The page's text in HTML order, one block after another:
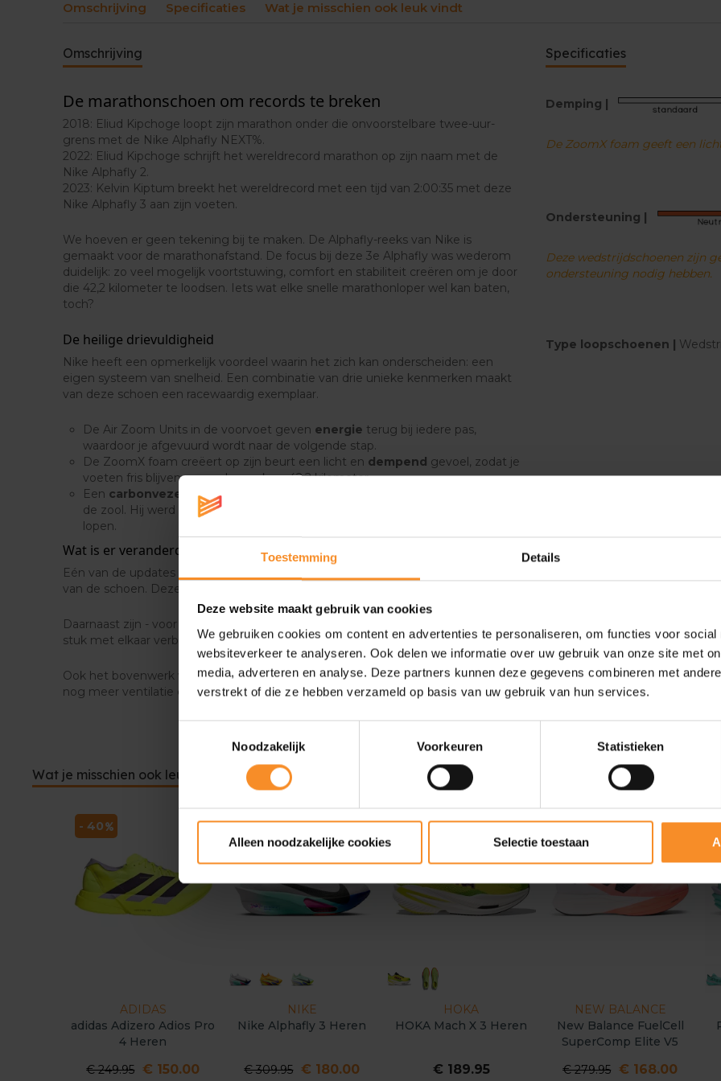
Toestemming Details
Deze website maakt gebruik van cookies
We gebruiken cookies om content en advertenties te personaliseren, om functies voor social
websiteverkeer te analyseren. Ook delen we informatie over uw gebruik van onze site met
media, adverteren en analyse. Deze partners kunnen deze gegevens combineren met
verstrekt of die ze hebben verzameld op basis van uw gebruik van hun services.
Noodzakelijk
Voorkeuren Statistieken
Alleen noodzakelijke cookies Selectie toestaan
lengte van de schoen.
stabiliteit.
Daarnaast zijn - voor het
één stuk met elkaar
Ook het bovenwerk werd
Omschrijving Specificaties Wat je misschien ook leuk vindt
Omschrijving
De marathonschoen om records te breken
2018: Eliud Kipchoge loopt zijn marathon onder die onvoorstelbare twee-uur-
grens met de Nike Alphafly NEXT%.
2022: Eliud Kipchoge schrijft het wereldrecord marathon op zijn naam met de
Nike Alphafly 2.
2023: Kelvin Kiptum breekt het wereldrecord met een tijd van 2:00:35 met deze
Nike Alphafly 3 aan zijn voeten.
We hoeven er geen tekening bij te maken. De Alphafly-reeks van Nike is
gemaakt voor de marathonafstand. De focus bij deze 3e Alphafly was wederom
duidelijk: zo veel mogelijk voortstuwing, comfort en stabiliteit creëren om je door
die 42,2 kilometer te loodsen. Iets wat elke snelle marathonloper wel kan baten,
toch?
De heilige drievuldigheid
Nike heeft een opmerkelijk voordeel waarin het zich kan onderscheiden: een
eigen systeem van snelheid. Een combinatie van drie unieke kenmerken maakt
van deze schoen een racewaardig exemplaar.
De Air Zoom Units in de voorvoet geven energie terug bij iedere pas,
waardoor je afgevuurd wordt naar de volgende stap.
De ZoomX foam creëert op zijn beurt een licht en dempend gevoel, zodat je
voeten fris blijven aanvoelen, ook na 42,2 kilometer.
Een carbonvezelplaat- de Nike Flyplate - loopt over de volledige lengte van
de zool. Hij werd bovendien breder gemaakt voor extra stabiliteit tijdens het
lopen.
Wat is er veranderd aan de nieuwe Alphafly?
Eén van de updates is de carbonvezelplaat - de Flypate - over de volledige lengte
van de schoen. Deze plaat werd breder gemaakt voor meer stabiliteit.
Daarnaast zijn - voor het eerst in Nike's geschiedenis - de hiel en voorvoet in één
stuk met elkaar verbonden. Dat zorgt voor een soepelere voetafrol.
Ook het bovenwerk werd vernieuwd met de Atomknit 3.0. Deze update biedt
nog meer ventilatie en een steviger gevoel rond je voeten.
Specificaties
Demping |
De ZoomX foam geeft een
Ondersteuning |
Deze wedstrijdschoenen zijn
ondersteuning nodig hebben.
Type loopschoenen |
Wat je misschien ook leuk vindt
ADIDAS
adidas Adizero Adios Pro
4 Heren
€ 249.95 € 150.00
- 40
NIKE
Nike Alphafly 3 Heren
€ 309.95 € 180.00
- 42
HOKA
HOKA Mach X 3 Heren
€ 189.95
NEW BALANCE
New Balance FuelCell
SuperComp Elite V5
€ 279.95 € 168.00
- 40